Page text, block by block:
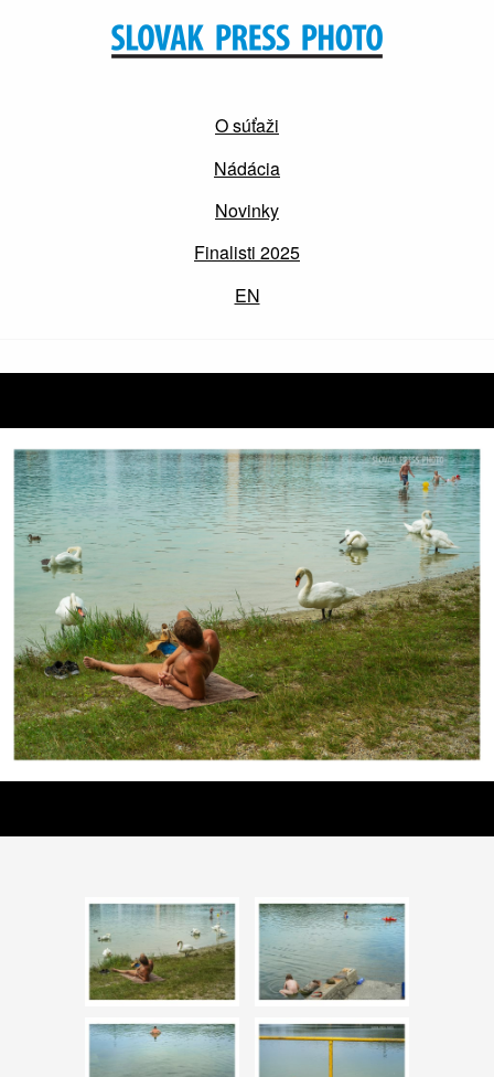
O súťaži
Nádácia
Novinky
Finalisti 2025
EN